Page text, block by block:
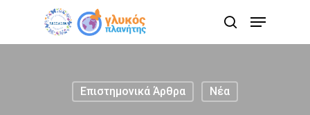
search
Menu
Επιστημονικά Άρθρα Νέα